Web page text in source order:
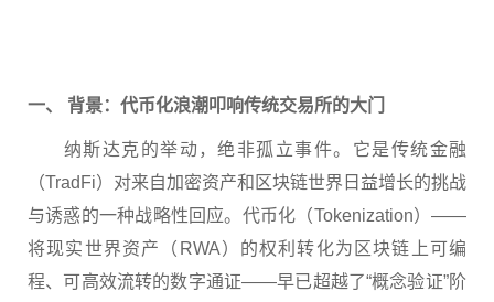
一、 背景：代币化浪潮叩响传统交易所的大门
纳斯达克的举动，绝非孤立事件。它是传统金融
（TradFi）对来自加密资产和区块链世界日益增长的挑战
与诱惑的一种战略性回应。代币化（Tokenization）——
将现实世界资产（ RWA）的权利转化为区块链上可编
程、可高效流转的数字通证——早已超越了“概念验证”阶